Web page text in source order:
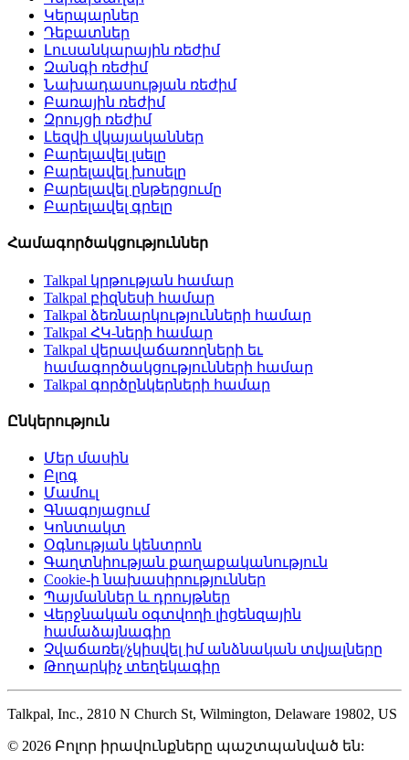
Կերպարներ
Դեբատներ
Լուսանկարային ռեժիմ
Զանգի ռեժիմ
Նախադասության ռեժիմ
Բառային ռեժիմ
Զրույցի ռեժիմ
Լեզվի վկայականներ
Բարելավել լսելը
Բարելավել խոսելը
Բարելավել ընթերցումը
Բարելավել գրելը
Համագործակցություններ
Talkpal կրթության համար
Talkpal բիզնեսի համար
Talkpal ձեռնարկությունների համար
Talkpal ՀԿ-ների համար
Talkpal վերավաճառողների եւ
համագործակցությունների համար
Talkpal գործընկերների համար
Ընկերություն
Մեր մասին
Բլոգ
Մամուլ
Գնագոյացում
Կոնտակտ
Օգնության կենտրոն
Գաղտնիության քաղաքականություն
Cookie-ի նախասիրություններ
Պայմաններ և դրույթներ
Վերջնական օգտվողի լիցենզային
համաձայնագիր
Չվաճառել/չկիսվել իմ անձնական տվյալները
Թողարկիչ տեղեկագիր
Talkpal, Inc., 2810 N Church St, Wilmington, Delaware 19802, US
© 2026 Բոլոր իրավունքները պաշտպանված են: